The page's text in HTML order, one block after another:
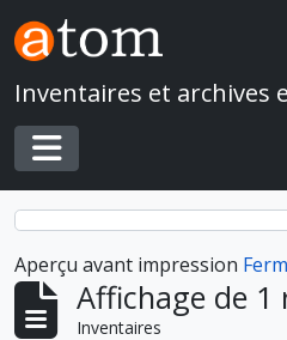
Skip to main content
Inventaires et archives
Toggle navigation
Aperçu avant impression
Affichage de 1
Inventaires